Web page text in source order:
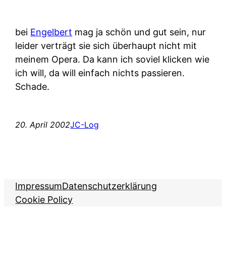
bei Engelbert mag ja schön und gut sein, nur
leider verträgt sie sich überhaupt nicht mit
meinem Opera. Da kann ich soviel klicken wie
ich will, da will einfach nichts passieren.
Schade.
20. April 2002JC-Log
ImpressumDatenschutzerklärung
Cookie Policy